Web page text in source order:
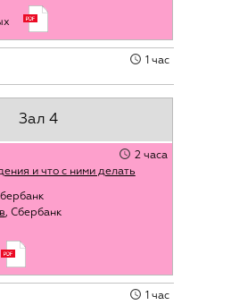
1 час
Зал 4
2 часа
и что с ними делать
, Сбербанк
1 час